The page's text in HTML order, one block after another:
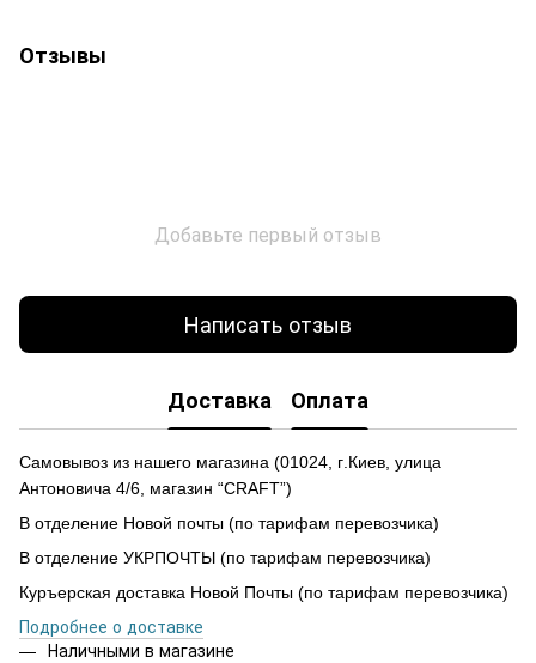
Отзывы
Добавьте первый отзыв
Написать отзыв
Доставка Оплата
Самовывоз из нашего магазина (01024, г .Киев, улица
Антоновича 4/6, магазин “CRAFT”)
В отделение Новой почты (по тарифам перевозчика)
В отделение УКРПОЧТЫ (по тарифам перевозчика)
Куръерская доставка Новой Почты (по тарифам перевозчика)
Подробнее о доставке
Наличными в магазине